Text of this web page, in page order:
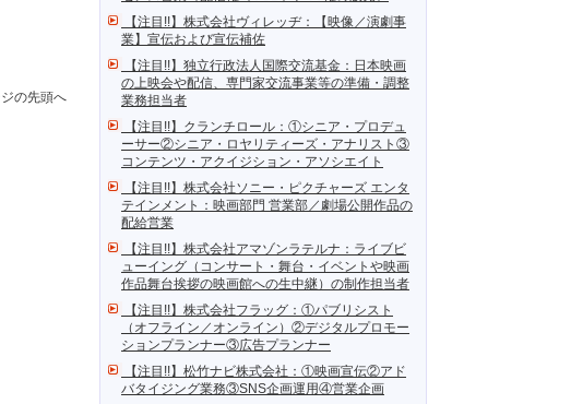
【注目!!】株式会社ヴィレッヂ：【映像／演劇事
業】宣伝および宣伝補佐
【注目!!】独立行政法人国際交流基金：日本映画
の上映会や配信、専門家交流事業等の準備・調整
業務担当者
【注目!!】クランチロール：①シニア・プロデュ
ーサー②シニア・ロヤリティーズ・アナリスト③
コンテンツ・アクイジション・アソシエイト
【注目!!】株式会社ソニー・ピクチャーズ エンタ
テインメント：映画部門 営業部／劇場公開作品の
配給営業
【注目!!】株式会社アマゾンラテルナ：ライブビ
ューイング（コンサート・舞台・イベントや映画
作品舞台挨拶の映画館への生中継）の制作担当者
【注目!!】株式会社フラッグ：①パブリシスト
（オフライン／オンライン）②デジタルプロモー
ションプランナー③広告プランナー
【注目!!】松竹ナビ株式会社：①映画宣伝②アド
バタイジング業務③SNS企画運用④営業企画
の先頭へ